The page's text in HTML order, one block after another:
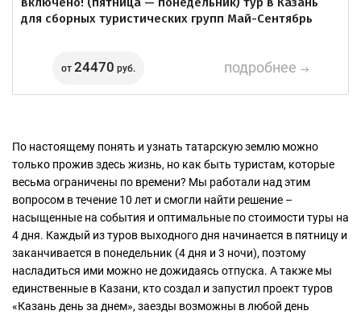
для сборных туристических групп Май-Сентябрь
от24470 руб. подробнее
По настоящему понять и узнать татарскую землю можно
только прожив здесь жизнь, но как быть туристам, которые
весьма ограничены по времени? Мы работали над этим
вопросом в течение 10 лет и смогли найти решение –
насыщенные на события и оптимальные по стоимости туры на
4 дня. Каждый из туров выходного дня начинается в пятницу и
заканчивается в понедельник (4 дня и 3 ночи), поэтому
насладиться ими можно не дожидаясь отпуска. А также мы
единственные в Казани, кто создал и запустил проект туров
«Казань день за днем», заезды возможны в любой день